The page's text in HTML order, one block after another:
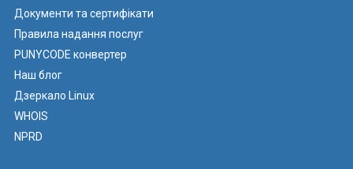
Документи та сертифікати
Правила надання послуг
PUNYCODE конвертер
Наш блог
Дзеркало Linux
WHOIS
NPRD